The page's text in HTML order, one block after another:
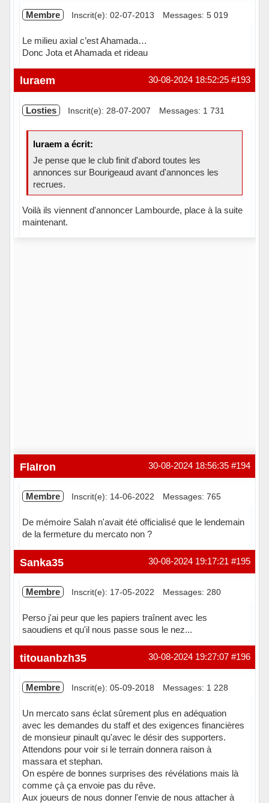
Membre Inscrit(e): 02-07-2013 Messages: 5 019
Le milieu axial c’est Ahamada…
Donc Jota et Ahamada et rideau
Hors ligne #193
30-08-2024 18:52:25
luraem
Losties Inscrit(e): 28-07-2007 Messages: 1 731
luraem a écrit:
Je pense que le club finit d'abord toutes les
annonces sur Bourigeaud avant d'annonces les
recrues.
Voilà ils viennent d'annoncer Lambourde, place à la suite
maintenant.
#194
30-08-2024 18:56:35
FlaIron
Membre Inscrit(e): 14-06-2022 Messages: 765
De mémoire Salah n'avait été officialisé que le lendemain
de la fermeture du mercato non ?
Hors ligne #195
30-08-2024 19:17:21
Sanka35
Membre Inscrit(e): 17-05-2022 Messages: 280
Perso j'ai peur que les papiers traînent avec les
saoudiens et qu'il nous passe sous le nez...
Hors ligne #196
30-08-2024 19:27:07
titouanbzh35
Membre Inscrit(e): 05-09-2018 Messages: 1 228
Un mercato sans éclat sûrement plus en adéquation
avec les demandes du staff et des exigences financières
de monsieur pinault qu'avec le désir des supporters.
Attendons pour voir si le terrain donnera raison à
massara et stephan.
On espère de bonnes surprises des révélations mais là
comme çà ça envoie pas du rêve.
Aux joueurs de nous donner l'envie de nous attacher à